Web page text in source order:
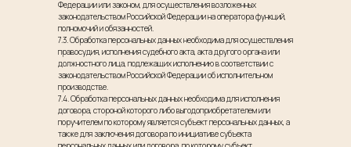
Федерации или законом, для осуществления возложенных
законодательством Российской Федерации на оператора функций,
полномочий и обязанностей.
7.3. Обработка персональных данных необходима для осуществления
правосудия, исполнения судебного акта, акта другого органа или
должностного лица, подлежащих исполнению в соответствии с
законодательством Российской Федерации об исполнительном
производстве.
7.4. Обработка персональных данных необходима для исполнения
договора, стороной которого либо выгодоприобретателем или
поручителем по которому является субъект персональных данных, а
также для заключения договора по инициативе субъекта